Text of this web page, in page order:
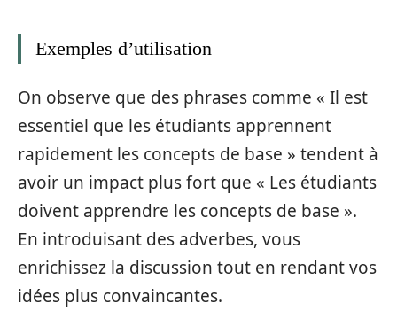
Exemples d’utilisation
On observe que des phrases comme « Il est
essentiel que les étudiants apprennent
rapidement les concepts de base » tendent à
avoir un impact plus fort que « Les étudiants
doivent apprendre les concepts de base ».
En introduisant des adverbes, vous
enrichissez la discussion tout en rendant vos
idées plus convaincantes.